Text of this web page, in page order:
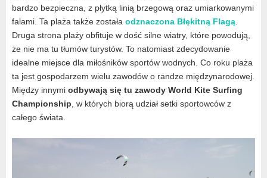
bardzo bezpieczna, z płytką linią brzegową oraz umiarkowanymi
falami. Ta plaża także została odznaczona Błękitną Flagą
Druga strona plaży obfituje w dość silne wiatry, które powodują,
że nie ma tu tłumów turystów. To natomiast zdecydowanie
idealne miejsce dla miłośników sportów wodnych. Co roku plaża
ta jest gospodarzem wielu zawodów o randze międzynarodowej.
Między innymi odbywają się tu zawody World Kite Surfing
Championship , w których biorą udział setki sportowców z
całego świata.